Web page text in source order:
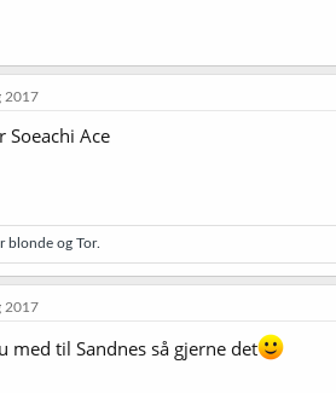
2017
Soeachi Ace
blonde og Tor.
2017
med til Sandnes så gjerne det